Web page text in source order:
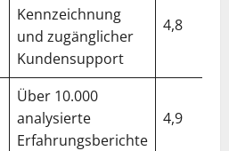
Kennzeichnung
und zugänglicher
Kundensupport
4,8
Über 10.000
analysierte
Erfahrungsberichte
4,9